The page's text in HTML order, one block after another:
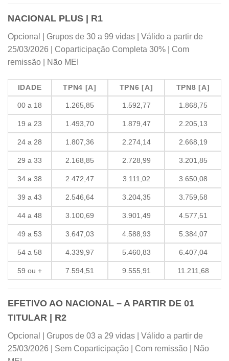
NACIONAL PLUS | R1
Opcional | Grupos de 30 a 99 vidas | Válido a partir de
25/03/2026 | Coparticipação Completa 30% | Com
remissão | Não MEI
IDADE TPN4 [A] TPN6 [A] TPN8 [A]
00 a 18 1.265,85 1.592,77 1.868,75
19 a 23 1.493,70 1.879,47 2.205,13
24 a 28 1.807,36 2.274,14 2.668,19
29 a 33 2.168,85 2.728,99 3.201,85
34 a 38 2.472,47 3.111,02 3.650,08
39 a 43 2.546,64 3.204,35 3.759,58
44 a 48 3.100,69 3.901,49 4.577,51
49 a 53 3.647,03 4.588,93 5.384,07
54 a 58 4.339,97 5.460,83 6.407,04
59 ou + 7.594,51 9.555,91 11.211,68
EFETIVO AO NACIONAL – A PARTIR DE 01
TITULAR | R2
Opcional | Grupos de 03 a 29 vidas | Válido a partir de
25/03/2026 | Sem Coparticipação | Com remissão | Não